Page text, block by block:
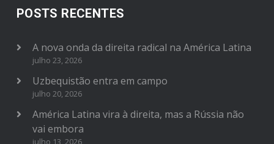
POSTS RECENTES
A nova onda da direita radical na América Latina
julho 23, 2026
Uzbequistão entra em campo
julho 20, 2026
América Latina vira à direita, mas a Rússia não
vai embora